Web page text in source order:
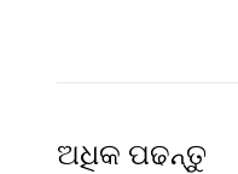
ଅଧିକ ପଢନ୍ତୁ